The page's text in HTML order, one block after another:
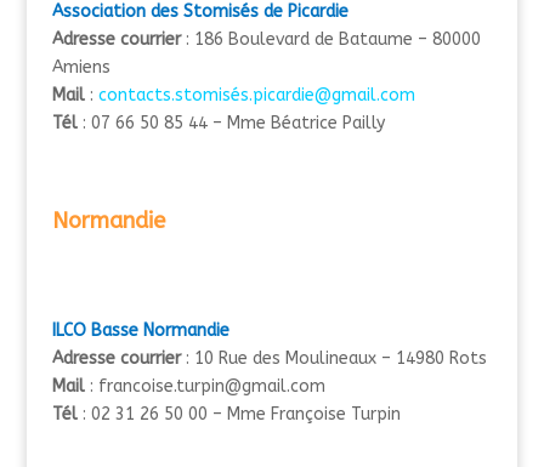
Association des Stomisés de Picardie
Adresse courrier: 186 Boulevard de Bataume – 80000
Amiens
Mail: contacts.stomisés.picardie@gmail.com
Tél: 07 66 50 85 44 – Mme Béatrice Pailly
Normandie
ILCO Basse Normandie
Adresse courrier: 10 Rue des Moulineaux – 14980 Rots
Mail: francoise.turpin@gmail.com
Tél: 02 31 26 50 00 – Mme Françoise Turpin